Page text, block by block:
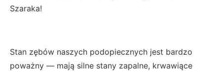
Szaraka!
Stan zębów naszych podopiecznych jest bardzo
poważny — mają silne stany zapalne, krwawiące